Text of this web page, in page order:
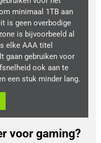
minimaal 1TB aan
is geen overbodige
is bijvoorbeeld al
elke AAA titel
gaan gebruiken voor
ook aan te
een stuk minder lang.
voor gaming?